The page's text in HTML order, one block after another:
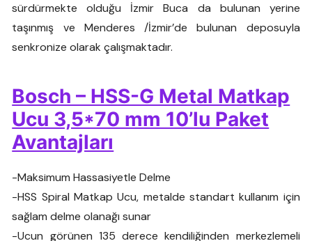
sürdürmekte olduğu İzmir Buca da bulunan yerine
taşınmış ve Menderes /İzmir’de bulunan deposuyla
senkronize olarak çalışmaktadır.
Bosch – HSS-G Metal Matkap
Ucu 3,5*70 mm 10’lu Paket
Avantajları
-Maksimum Hassasiyetle Delme
-HSS Spiral Matkap Ucu, metalde standart kullanım için
sağlam delme olanağı sunar
-Ucun görünen 135 derece kendiliğinden merkezlemeli